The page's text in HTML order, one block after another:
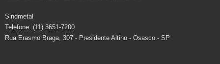
Sindmetal
Telefone: (11) 3651-7200
Rua Erasmo Braga, 307 - Presidente Altino - Osasco - SP